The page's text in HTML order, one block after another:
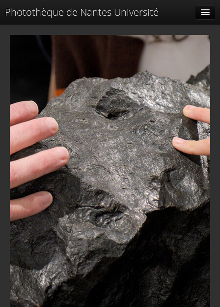
Photothèque de Nantes Université
Identification